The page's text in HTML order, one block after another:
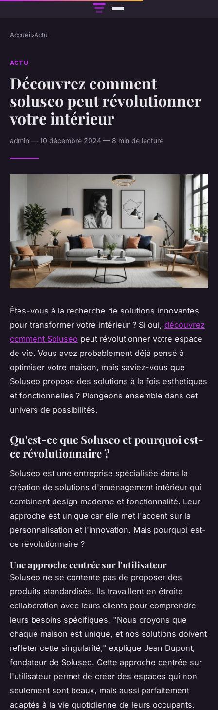
Accueil›Actu
ACTU
Découvrez comment
soluseo peut révolutionner
votre intérieur
admin — 10 décembre 2024 — 8 min de lecture
Êtes-vous à la recherche de solutions innovantes
pour transformer votre intérieur ? Si oui, découvrez
comment Soluseo peut révolutionner votre espace
de vie. Vous avez probablement déjà pensé à
optimiser votre maison, mais saviez-vous que
Soluseo propose des solutions à la fois esthétiques
et fonctionnelles ? Plongeons ensemble dans cet
univers de possibilités.
Qu'est-ce que Soluseo et pourquoi est-
ce révolutionnaire ?
Soluseo est une entreprise spécialisée dans la
création de solutions d'aménagement intérieur qui
combinent design moderne et fonctionnalité. Leur
approche est unique car elle met l'accent sur la
personnalisation et l'innovation. Mais pourquoi est-
ce révolutionnaire ?
Une approche centrée sur l'utilisateur
Soluseo ne se contente pas de proposer des
produits standardisés. Ils travaillent en étroite
collaboration avec leurs clients pour comprendre
leurs besoins spécifiques. "Nous croyons que
chaque maison est unique, et nos solutions doivent
refléter cette singularité," explique Jean Dupont,
fondateur de Soluseo. Cette approche centrée sur
l'utilisateur permet de créer des espaces qui non
seulement sont beaux, mais aussi parfaitement
adaptés à la vie quotidienne de leurs occupants.